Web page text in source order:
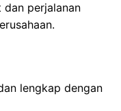
perjalanan
lengkap dengan